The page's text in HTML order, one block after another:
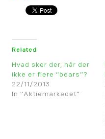
Related
Hvad sker der, når der
ikke er flere “bears”?
22/11/2013
In "Aktiemarkedet"